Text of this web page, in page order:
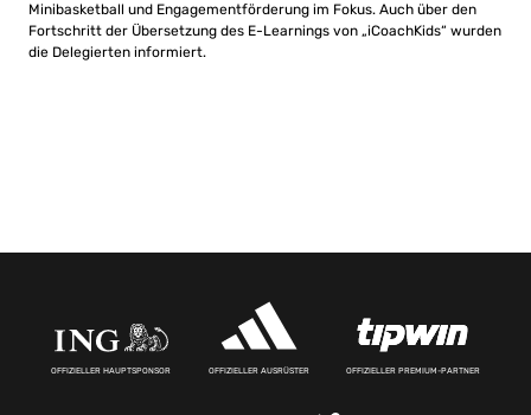
Minibasketball und Engagementförderung im Fokus. Auch über den
Fortschritt der Übersetzung des E-Learnings von „iCoachKids“ wurden
die Delegierten informiert.
OFFIZIELLER HAUPTSPONSOR OFFIZIELLER AUSRÜSTER OFFIZIELLER PREMIUM-PARTNER